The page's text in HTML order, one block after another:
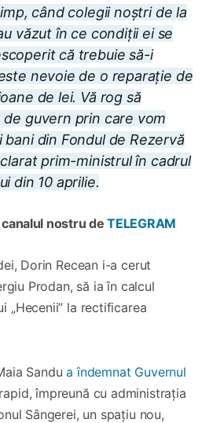
când colegii noștri de la
văzut în ce condiții ei se
că trebuie să-i
nevoie de o reparație de
de lei. Vă rog să
guvern prin care vom
din Fondul de Rezervă
prim-ministrul în cadrul
din 10 aprilie.
nostru deTELEGRAM
Dorin Recean i-a cerut
Prodan, să ia în calcul
„Hecenii” la rectificarea
Sandua îndemnat Guvernul
împreună cu administrația
Sângerei, un spațiu nou,